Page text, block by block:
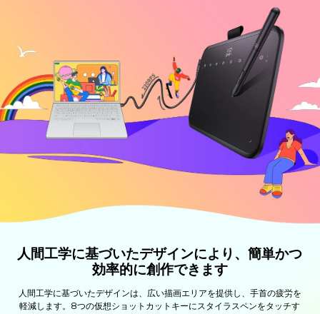
人間工学に基づいたデザインにより、簡単かつ
効率的に創作できます
人間工学に基づいたデザインは、広い描画エリアを提供し、手首の疲労を
軽減します。8つの仮想ショットカットキーにスタイラスペンをタッチす